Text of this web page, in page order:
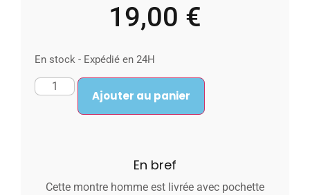
19,00 €
En stock - Expédié en 24H
Ajouter au panier
En bref
Cette montre homme est livrée avec pochette